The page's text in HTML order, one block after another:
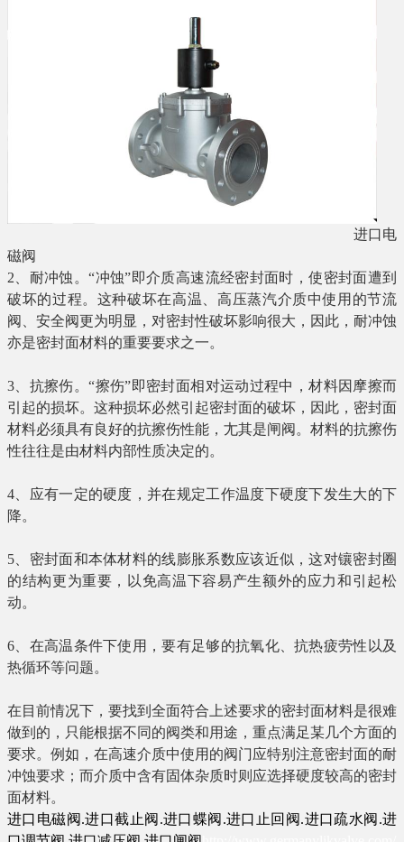
进口电
磁阀
2 、耐冲蚀。“冲蚀”即介质高速流经密封面时，使密封面遭到
破坏的过程。这种破坏在高温、高压蒸汽介质中使用的节流
阀、安全阀更为明显，对密封性破坏影响很大，因此，耐冲蚀
亦是密封面材料的重要要求之一。
3 、抗擦伤。“擦伤”即密封面相对运动过程中，材料因摩擦而
引起的损坏。这种损坏必然引起密封面的破坏，因此，密封面
材料必须具有良好的抗擦伤性能，尢其是闸阀。材料的抗擦伤
性往往是由材料内部性质决定的。
4 、应有一定的硬度，并在规定工作温度下硬度下发生大的下
降。
5 、密封面和本体材料的线膨胀系数应该近似，这对镶密封圈
的结构更为重要，以免高温下容易产生额外的应力和引起松
动。
6 、在高温条件下使用，要有足够的抗氧化、抗热疲劳性以及
热循环等问题。
在目前情况下，要找到全面符合上述要求的密封面材料是很难
做到的，只能根据不同的阀类和用途，重点满足某几个方面的
要求。例如，在高速介质中使用的阀门应特别注意密封面的耐
冲蚀要求；而介质中含有固体杂质时则应选择硬度较高的密封
面材料。
进口电磁阀.进口截止阀 .进口蝶阀 .进口止回阀.进口疏水阀 .进